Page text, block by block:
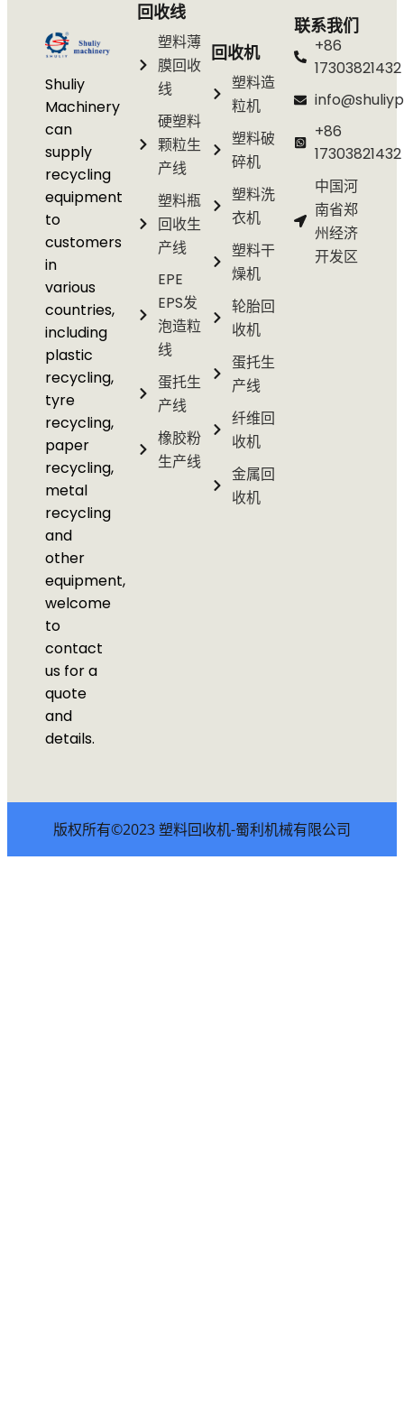
Shuliy
Machinery
can
supply
recycling
equipment
to
customers
in
various
countries,
including
plastic
recycling,
tyre
recycling,
paper
recycling,
metal
recycling
and
other
equipment,
welcome
to
contact
us for a
quote
and
details.
回收线
塑料薄
膜回收
线
硬塑料
颗粒生
产线
塑料瓶
回收生
产线
EPE
EPS发
泡造粒
线
蛋托生
产线
橡胶粉
生产线
回收机
塑料造
粒机
塑料破
碎机
塑料洗
衣机
塑料干
燥机
轮胎回
收机
蛋托生
产线
纤维回
收机
金属回
收机
联系我们
+86
17303821432
+86
17303821432
中国河
南省郑
州经济
开发区
版权所有©2023 塑料回收机-蜀利机械有限公司